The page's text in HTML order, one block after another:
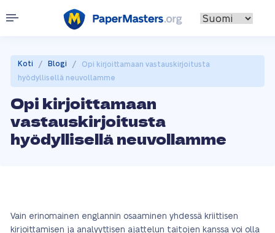
Koti / Blogi /
Opi kirjoittamaan vastauskirjoitusta
hyödyllisellä neuvollamme
Opi kirjoittamaan
vastauskirjoitusta
hyödyllisellä neuvollamme
Vain erinomainen englannin osaaminen yhdessä kriittisen
kirjoittamisen ja analyyttisen ajattelun taitojen kanssa voi olla